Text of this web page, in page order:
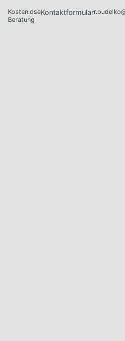
Kostenlose
Beratung
Kontaktformular